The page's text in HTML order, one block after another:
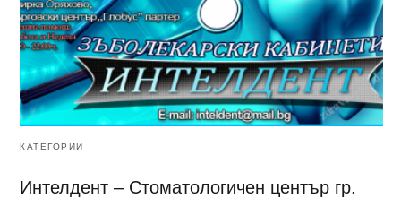
КАТЕГОРИИ
Интелдент – Стоматологичен център гр.